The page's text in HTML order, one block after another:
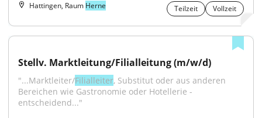
Hattingen, Raum Herne Teilzeit Vollzeit
Stellv. Marktleitung/Filialleitung (m/w/d)
"...Marktleiter/Filialleiter, Substitut oder aus anderen
Bereichen wie Gastronomie oder Hotellerie -
entscheidend..."